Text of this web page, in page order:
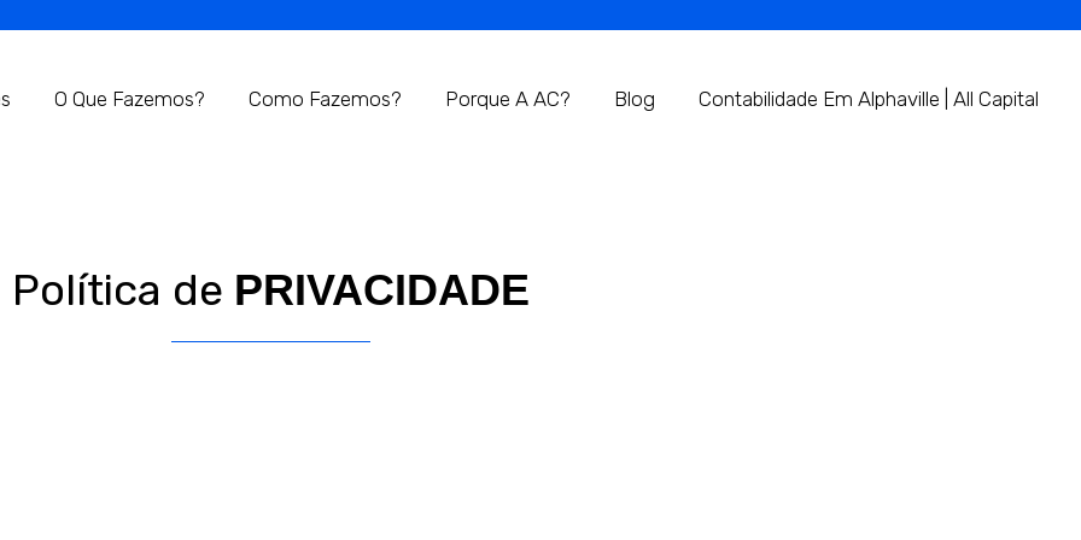
O Que Fazemos? Como Fazemos? Porque A AC? Blog Contabilidade Em Alphaville | All Capital
Política de PRIVACIDADE